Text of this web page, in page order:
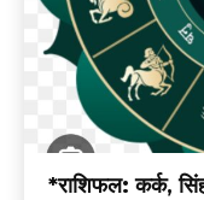
*राशिफल: कर्क,